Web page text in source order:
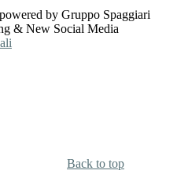
by Gruppo Spaggiari
& New Social Media
Back to top